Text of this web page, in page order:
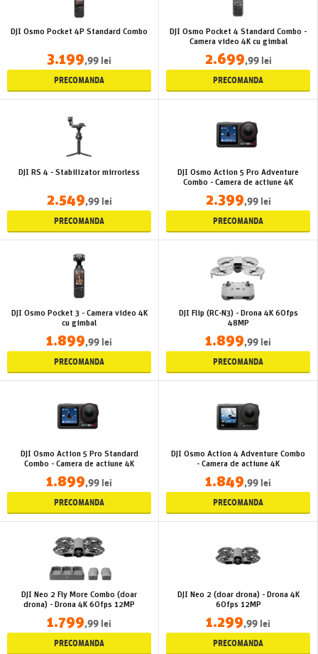
DJI Osmo Pocket 4P Standard Combo
3.199,99 lei
PRECOMANDA
DJI Osmo Pocket 4 Standard Combo -
Camera video 4K cu gimbal
2.699,99 lei
PRECOMANDA
DJI RS 4 - Stabilizator mirrorless
2.549,99 lei
PRECOMANDA
DJI Osmo Action 5 Pro Adventure
Combo - Camera de actiune 4K
2.399,99 lei
PRECOMANDA
DJI Osmo Pocket 3 - Camera video 4K
cu gimbal
1.899,99 lei
PRECOMANDA
DJI Flip (RC-N3) - Drona 4K 60fps
48MP
1.899,99 lei
PRECOMANDA
DJI Osmo Action 5 Pro Standard
Combo - Camera de actiune 4K
1.899,99 lei
PRECOMANDA
DJI Osmo Action 4 Adventure Combo
- Camera de actiune 4K
1.849,99 lei
PRECOMANDA
DJI Neo 2 Fly More Combo (doar
drona) - Drona 4K 60fps 12MP
1.799,99 lei
PRECOMANDA
DJI Neo 2 (doar drona) - Drona 4K
60fps 12MP
1.299,99 lei
PRECOMANDA